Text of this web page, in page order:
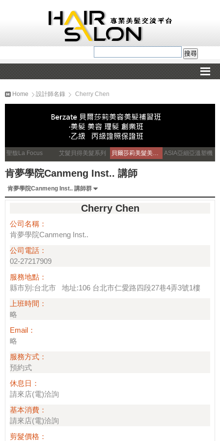
Home 設計師名錄 Cherry Chen
聖馥La Focus 艾髮貝得美髮系列 貝爾莎莉美髮美容補習 ASIA亞細亞溫塑機
肯夢學院Canmeng Inst.. 講師
肯夢學院Canmeng Inst.. 講師群
Cherry Chen
公司名稱：
肯夢學院Canmeng Inst..
公司電話：
02-27217909
服務地點：
縣市別:台北市 地址:106 台北市仁愛路四段27巷4弄3號1樓
上班時間：
略
Email：
略
服務方式：
預約式
休息日：
請來店(電)洽詢
基本消費：
請來店(電)洽詢
剪髮價格：